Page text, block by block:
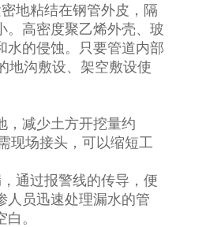
地粘结在钢管外皮，隔
。高密度聚乙烯外壳、玻
水的侵蚀。只要管道内部
地沟敷设、架空敷设使
，减少土方开挖量约
现场接头，可以缩短工
通过报警线的传导，便
人员迅速处理漏水的管
。